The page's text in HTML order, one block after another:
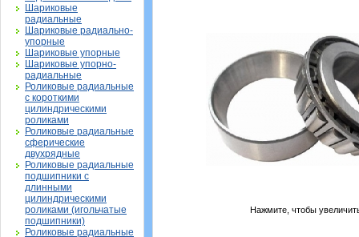
Шариковые
радиальные
Шариковые радиально-
упорные
Шариковые упорные
Шариковые упорно-
радиальные
Роликовые радиальные
с короткими
цилиндрическими
роликами
Роликовые радиальные
сферические
двухрядные
Роликовые радиальные
подшипники с
длинными
цилиндрическими
роликами (игольчатые
подшипники)
Роликовые радиальные
Нажмите, чтобы